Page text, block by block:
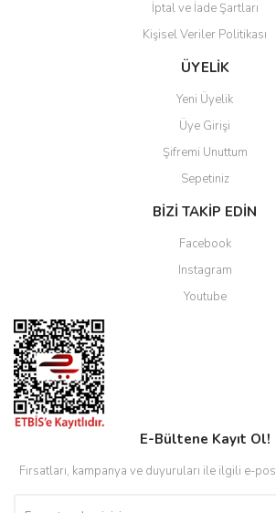
Gönder
İptal ve İade Şartları
Kişisel Veriler Politikası
ÜYELİK
Yeni Üyelik
Üye Girişi
Şifremi Unuttum
Sepetiniz
BİZİ TAKİP EDİN
Facebook
Instagram
Youtube
E-Bültene Kayıt Ol!
Fırsatları, kampanya ve duyuruları ile ilgili e-